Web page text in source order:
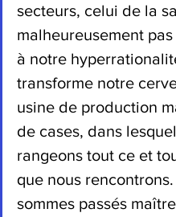
secteurs, celui de la
malheureusement
à notre
transforme notre
usine de production
de cases, dans
rangeons tout ce et
que nous
sommes passés